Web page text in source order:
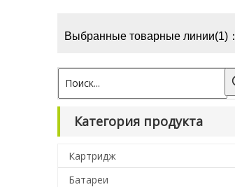
Выбранные товарные линии(1)：
Категория продукта
Картридж
Батареи